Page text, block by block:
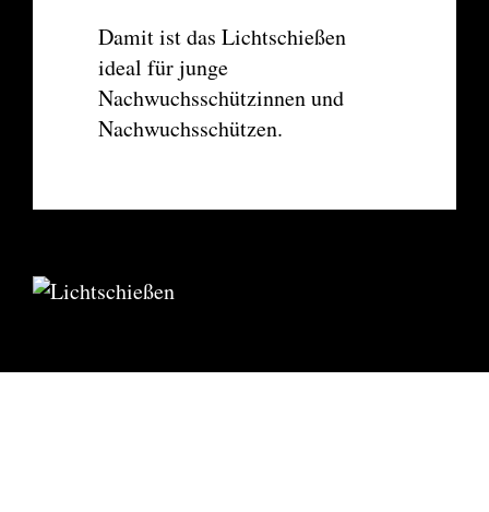
Damit ist das Lichtschießen
ideal für junge
Nachwuchsschützinnen und
Nachwuchsschützen.